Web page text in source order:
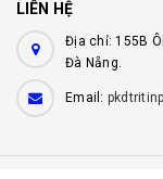
LIÊN HỆ
Địa chỉ: 155B
Đà Nẵng.
Email: